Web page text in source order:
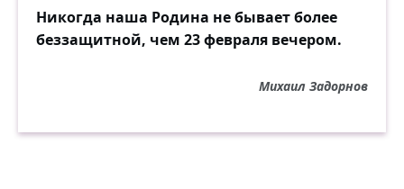
Никогда наша Родина не бывает более
беззащитной, чем 23 февраля вечером.
Михаил Задорнов